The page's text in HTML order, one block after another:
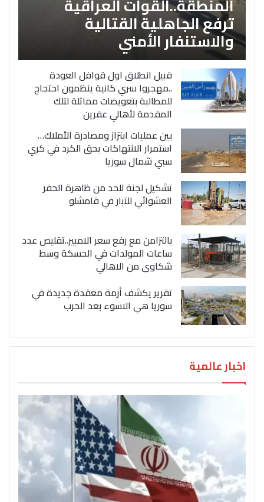
ترفع الجاهلية القتالية
والاستنفار الأمني
قبيل انطلاق اول قوافل العودة
..مهجروا سري كانية ينظمون احتجاج
للمطالبة بتعويضات مماثلة لتلك
المقدمة لأهالي عفرين
بين عمليات ابتزاز ومصادرة الأملاك…
استمرار الانتهاكات بحق الكرد في كري
سبي شمال سوريا
تشكيل لجنة للحد من ظاهرة الحفر
العشوائي للآبار في قامشلو
بالتزامن مع رفع سعر الامبير..تقليص عدد
ساعات المولدات في الحسكة وسط
شكاوى من الاهالي
تقرير يكشف أزمة معقدة جديدة في
سوريا هي الاسوء بعد الحرب
اخبار عالمية